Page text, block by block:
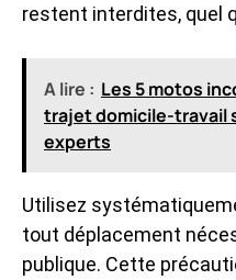
restent interdites, quel
A lire : Les 5 motos
trajet domicile-travail
experts
Utilisez
tout déplacement
publique. Cette